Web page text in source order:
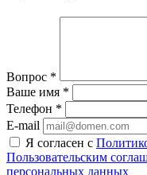
Вопрос *
Ваше имя *
Телефон *
E-mail
Я согласен с
Пользовательским
персональных данных